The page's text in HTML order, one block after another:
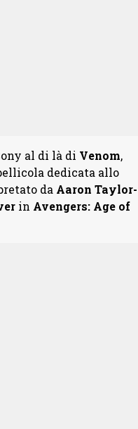
al di là di Venom,
dedicata allo
da Aaron Taylor-
in Avengers: Age of